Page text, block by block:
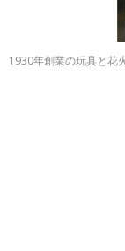
1930年創業の玩具と花